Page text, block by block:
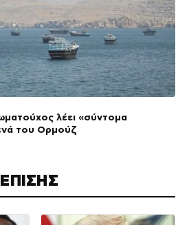
λέει «σύντομα
του Ορμούζ